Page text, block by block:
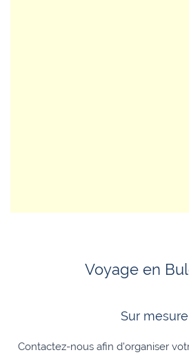
Voyage en
Sur mesure
Contactez-nous afin d'organiser